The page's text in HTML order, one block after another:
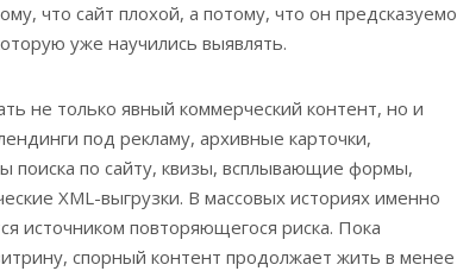
что сайт плохой, а потому, что он предсказуемо
уже научились выявлять.
не только явный коммерческий контент, но и
под рекламу, архивные карточки,
поиска по сайту, квизы, всплывающие формы,
XML-выгрузки. В массовых историях именно
источником повторяющегося риска. Пока
спорный контент продолжает жить в менее